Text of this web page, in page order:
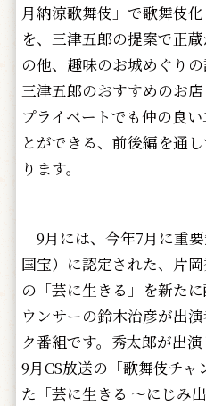
月納涼歌舞伎」で歌舞伎化
を、三津五郎の提案で正
の他、趣味のお城めぐり
三津五郎のおすすめのお店
プライベートでも仲の良
とができる、前後編を通
ります。
9月には、今年7月に重
国宝）に認定された、片
の「芸に生きる」を新た
ウンサーの鈴木治彦が出
ク番組です。秀太郎が出
9月CS放送の「歌舞伎チ
た「芸に生きる ～にじみ